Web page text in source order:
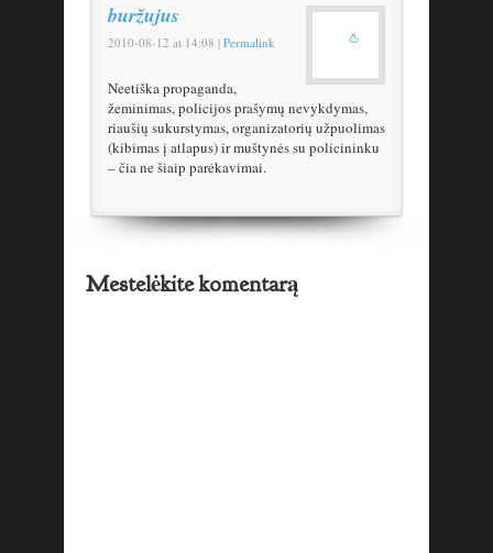
buržujus
2010-08-12 at 14:08 | Permalink
Neetiška propaganda,
žeminimas, policijos prašymų nevykdymas,
riaušių sukurstymas, organizatorių užpuolimas
(kibimas į atlapus) ir muštynės su policininku
– čia ne šiaip parėkavimai.
Mestelėkite komentarą